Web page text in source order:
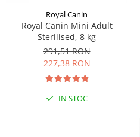
Royal Canin
Royal Canin Mini Adult
Sterilised, 8 kg
291,51 RON
227,38 RON
IN STOC